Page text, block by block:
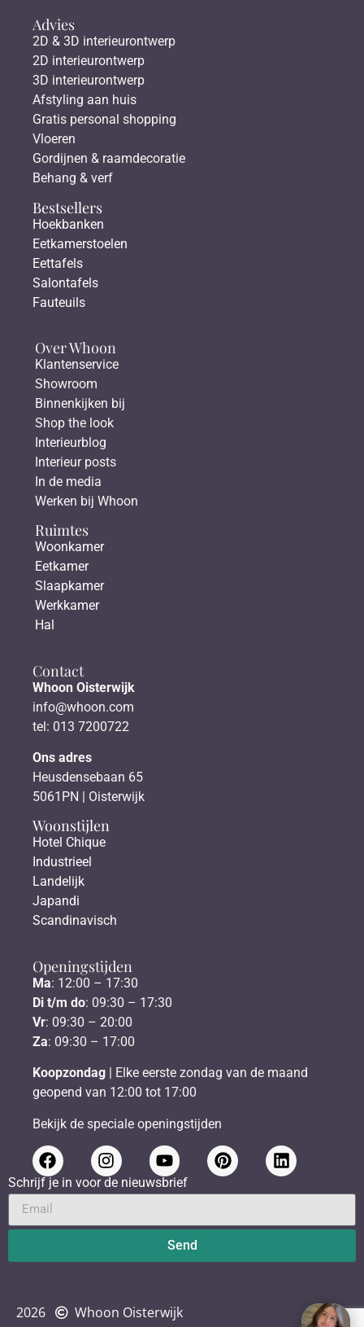
Advies
2D & 3D interieurontwerp
2D interieurontwerp
3D interieurontwerp
Afstyling aan huis
Gratis personal shopping
Vloeren
Gordijnen & raamdecoratie
Behang & verf
Bestsellers
Hoekbanken
Eetkamerstoelen
Eettafels
Salontafels
Fauteuils
Over Whoon
Klantenservice
Showroom
Binnenkijken bij
Shop the look
Interieurblog
Interieur posts
In de media
Werken bij Whoon
Ruimtes
Woonkamer
Eetkamer
Slaapkamer
Werkkamer
Hal
Contact
Whoon Oisterwijk
info@whoon.com
tel: 013 7200722
Ons adres
Heusdensebaan 65
5061PN | Oisterwijk
Woonstijlen
Hotel Chique
Industrieel
Landelijk
Japandi
Scandinavisch
Openingstijden
Ma: 12:00 – 17:30
Di t/m do: 09:30 – 17:30
Vr: 09:30 – 20:00
Za: 09:30 – 17:00
Koopzondag | Elke eerste zondag van de maand
geopend van 12:00 tot 17:00
Bekijk de speciale openingstijden
Schrijf je in voor de nieuwsbrief
Send
2026 Whoon Oisterwijk